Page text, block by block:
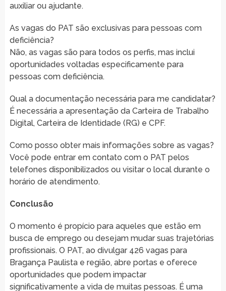
auxiliar ou ajudante.
As vagas do PAT são exclusivas para pessoas com
deficiência?
Não, as vagas são para todos os perfis, mas inclui
oportunidades voltadas especificamente para
pessoas com deficiência.
Qual a documentação necessária para me candidatar?
É necessária a apresentação da Carteira de Trabalho
Digital, Carteira de Identidade (RG) e CPF.
Como posso obter mais informações sobre as vagas?
Você pode entrar em contato com o PAT pelos
telefones disponibilizados ou visitar o local durante o
horário de atendimento.
Conclusão
O momento é propício para aqueles que estão em
busca de emprego ou desejam mudar suas trajetórias
profissionais. O PAT, ao divulgar 426 vagas para
Bragança Paulista e região, abre portas e oferece
oportunidades que podem impactar
significativamente a vida de muitas pessoas. É uma